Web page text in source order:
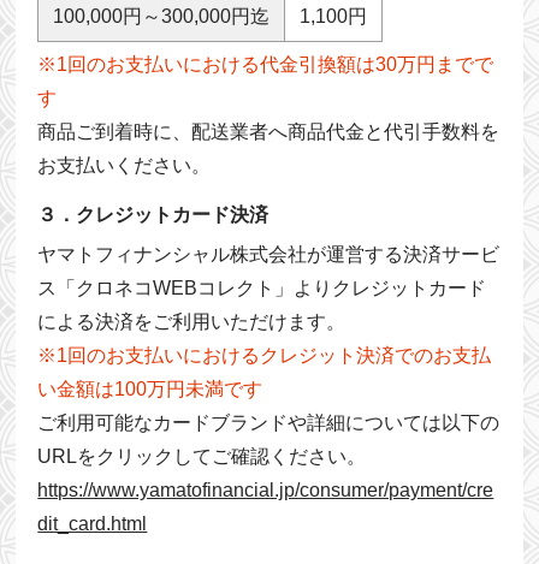
100,000円～300,000円迄 1,100円
※1回のお支払いにおける代金引換額は30万円までで
す
商品ご到着時に、配送業者へ商品代金と代引手数料を
お支払いください。
３．クレジットカード決済
ヤマトフィナンシャル株式会社が運営する決済サービ
ス「クロネコWEBコレクト」よりクレジットカード
による決済をご利用いただけます。
※1回のお支払いにおけるクレジット決済でのお支払
い金額は100万円未満です
ご利用可能なカードブランドや詳細については以下の
URLをクリックしてご確認ください。
https://www.yamatofinancial.jp/consumer/payment/cre
dit_card.html